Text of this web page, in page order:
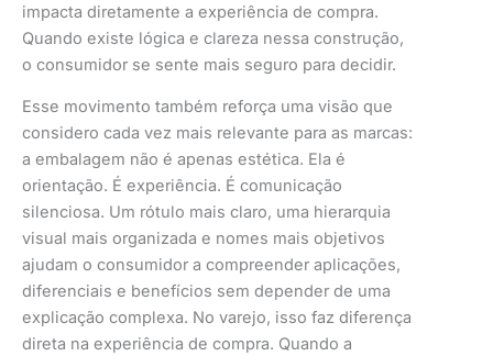
impacta diretamente a experiência de compra.
Quando existe lógica e clareza nessa construção,
o consumidor se sente mais seguro para decidir.
Esse movimento também reforça uma visão que
considero cada vez mais relevante para as marcas:
a embalagem não é apenas estética. Ela é
orientação. É experiência. É comunicação
silenciosa. Um rótulo mais claro, uma hierarquia
visual mais organizada e nomes mais objetivos
ajudam o consumidor a compreender aplicações,
diferenciais e benefícios sem depender de uma
explicação complexa. No varejo, isso faz diferença
direta na experiência de compra. Quando a